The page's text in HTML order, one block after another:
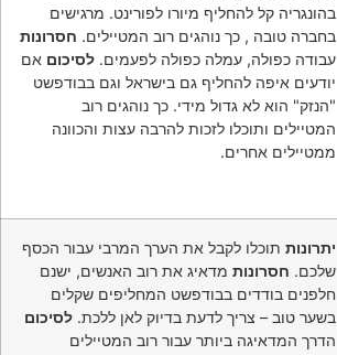
בהונגריה קל להחליף מיורו לפורינט. מרגישים
בחברה טובה , כך נוהגים רוב המטיילים. חסרונות
עבודה כפולה, עמלה כפולה לפעמים. לסיכום אם
יודעים איפה להחליף גם בישראל וגם בבודפשט
"הנזק" הוא לא גדול מידי. כך נוהגים רוב
המטיילים ותוכלו לזכות להרבה עצות והכוונה
ממטיילים אחרים.
יתרונות תוכלו לקבל את הערך המרבי עבור הכסף
שלכם. חסרונות מדאיג את רוב האנשים, ישנם
חלפנים בודדים בבודפשט המחליפים שקלים
בשער טוב – צריך לדעת בדיוק לאן ללכת. לסיכום
הדרך המדאיגה ביותר עבור רוב המטיילים